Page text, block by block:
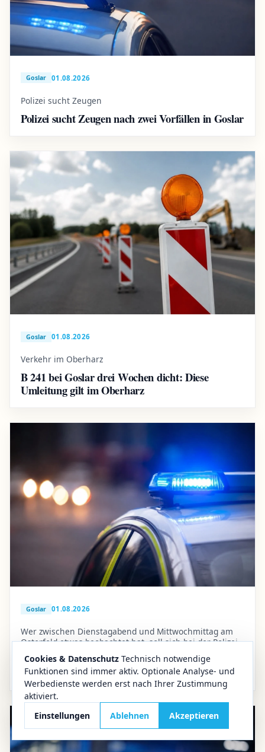
Cookies & Datenschutz Technisch notwendige
Funktionen sind immer aktiv. Optionale Analyse- und
Werbedienste werden erst nach Ihrer Zustimmung
aktiviert.
Einstellungen
Ablehnen Akzeptieren
Goslar 01.08.2026
Polizei sucht Zeugen
Polizei sucht Zeugen nach zwei Vorfällen in Goslar
Goslar 01.08.2026
Verkehr im Oberharz
B 241 bei Goslar drei Wochen dicht: Diese
Umleitung gilt im Oberharz
Goslar 01.08.2026
Wer zwischen Dienstagabend und Mittwochmittag am
Osterfeld etwas beobachtet hat, soll sich bei der Polizei
melden.
Pedelec-Diebstahl in Goslar: Polizei sucht Zeugen
am Osterfeld